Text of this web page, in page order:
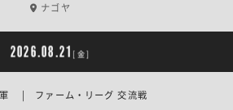
ナゴヤ
2026.08.21 [金]
軍 | ファーム・リーグ 交流戦